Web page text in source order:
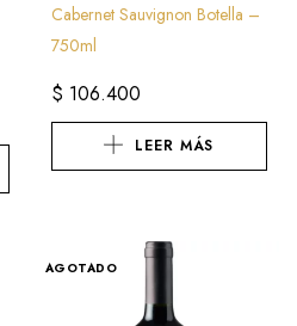
Cabernet Sauvignon Botella –
750ml
$ 106.400
LEER MÁS
AGOTADO